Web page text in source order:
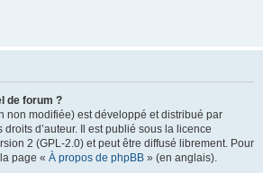
de forum ?
non modifiée) est développé et distribué par
droits d’auteur. Il est publié sous la licence
2 (GPL-2.0) et peut être diffusé librement. Pour
page « À propos de phpBB » (en anglais).